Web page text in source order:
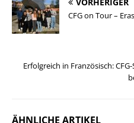
CFG on Tour –
Erfolgreich in Französisch:
ÄHNLICHE ARTIKEL